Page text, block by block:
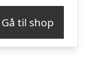
Gå til shop